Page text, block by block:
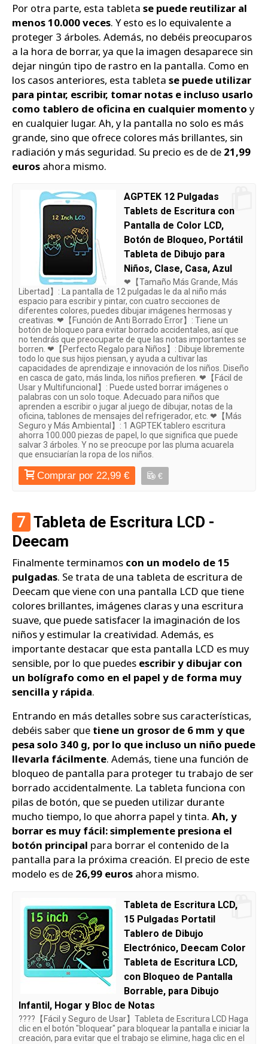
Por otra parte, esta tableta se puede reutilizar al
menos 10.000 veces. Y esto es lo equivalente a
proteger 3 árboles. Además, no debéis preocuparos
a la hora de borrar, ya que la imagen desaparece sin
dejar ningún tipo de rastro en la pantalla. Como en
los casos anteriores, esta tableta se puede utilizar
para pintar, escribir, tomar notas e incluso usarlo
como tablero de oficina en cualquier momento y
en cualquier lugar. Ah, y la pantalla no solo es más
grande, sino que ofrece colores más brillantes, sin
radiación y más seguridad. Su precio es de de 21,99
euros ahora mismo.
AGPTEK 12 Pulgadas
Tablets de Escritura con
Pantalla de Color LCD,
Botón de Bloqueo, Portátil
Tableta de Dibujo para
Niños, Clase, Casa, Azul
❤【Tamaño Más Grande, Más
Libertad】: La pantalla de 12 pulgadas le da al niño más
espacio para escribir y pintar, con cuatro secciones de
diferentes colores, puedes dibujar imágenes hermosas y
creativas. ❤【Función de Anti Borrado Error】: Tiene un
botón de bloqueo para evitar borrado accidentales, así que
no tendrás que preocuparte de que las notas importantes se
borren. ❤【Perfecto Regalo para Niños】: Dibuje libremente
todo lo que sus hijos piensan, y ayuda a cultivar las
capacidades de aprendizaje e innovación de los niños. Diseño
en casca de gato, más linda, los niños prefieren. ❤【Fácil de
Usar y Multifuncional】: Puede usted borrar imágenes o
palabras con un solo toque. Adecuado para niños que
aprenden a escribir o jugar al juego de dibujar, notas de la
oficina, tablones de mensajes del refrigerador, etc. ❤【Más
Seguro y Más Ambiental】: 1 AGPTEK tablero escritura
ahorra 100.000 piezas de papel, lo que significa que puede
salvar 3 árboles. Y no se preocupe por las pluma acuarela
que ensuciarían la ropa de los niños.
Comprar por 22,99 € €
7 Tableta de Escritura LCD -
Deecam
Finalmente terminamos con un modelo de 15
pulgadas. Se trata de una tableta de escritura de
Deecam que viene con una pantalla LCD que tiene
colores brillantes, imágenes claras y una escritura
suave, que puede satisfacer la imaginación de los
niños y estimular la creatividad. Además, es
importante destacar que esta pantalla LCD es muy
sensible, por lo que puedes escribir y dibujar con
un bolígrafo como en el papel y de forma muy
sencilla y rápida.
Entrando en más detalles sobre sus características,
debéis saber que tiene un grosor de 6 mm y que
pesa solo 340 g, por lo que incluso un niño puede
llevarla fácilmente. Además, tiene una función de
bloqueo de pantalla para proteger tu trabajo de ser
borrado accidentalmente. La tableta funciona con
pilas de botón, que se pueden utilizar durante
mucho tiempo, lo que ahorra papel y tinta. Ah, y
borrar es muy fácil: simplemente presiona el
botón principal para borrar el contenido de la
pantalla para la próxima creación. El precio de este
modelo es de 26,99 euros ahora mismo.
Tableta de Escritura LCD,
15 Pulgadas Portatil
Tablero de Dibujo
Electrónico, Deecam Color
Tableta de Escritura LCD,
con Bloqueo de Pantalla
Borrable, para Dibujo
Infantil, Hogar y Bloc de Notas
????【Fácil y Seguro de Usar】Tableta de Escritura LCD Haga
clic en el botón "bloquear" para bloquear la pantalla e iniciar la
creación, para evitar que el trabajo se elimine, haga clic en el